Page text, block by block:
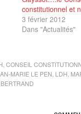
constitutionnel et
3 février 2012
Dans "Actualités"
CONSEIL
MARIE LE PEN LDH